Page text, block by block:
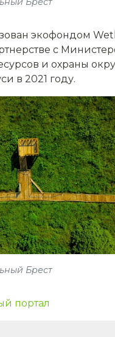
экофондом
с
и охраны
в 2021 году.
Брест
портал